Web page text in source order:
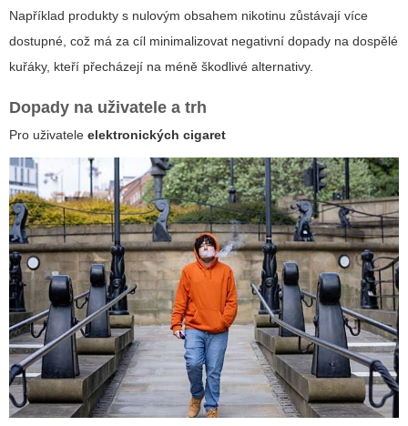
Například produkty s nulovým obsahem nikotinu zůstávají více
dostupné, což má za cíl minimalizovat negativní dopady na dospělé
kuřáky, kteří přecházejí na méně škodlivé alternativy.
Dopady na uživatele a trh
Pro uživatele elektronických cigaret